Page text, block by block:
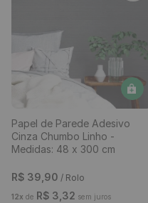
Papel de Parede Adesivo
Cinza Chumbo Linho -
Medidas: 48 x 300 cm
R$ 39,90 / Rolo
12x de R$ 3,32 sem juros